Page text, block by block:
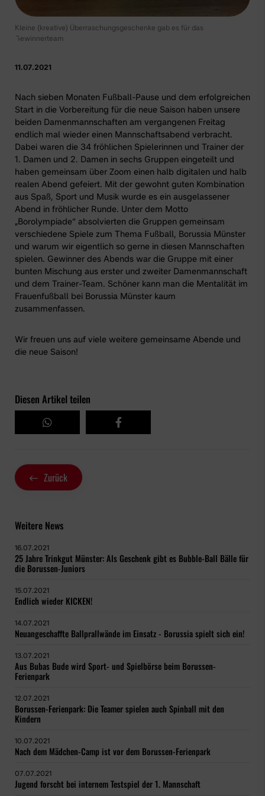
Kleine (kreative) Überraschungsgeschenke gab es für das
Gewinnerteam
11.07.2021
Nach sieben Monaten Fußball-Pause und dem erfolgreichen
Start in die Vorbereitung für die neue Saison haben unsere
beiden Damenmannschaften am vergangenen Freitag
endlich mal wieder einen Mannschaftsabend verbracht.
Dabei waren die 34 fröhlichen Spielerinnen und Trainer der
1. Damen und 2. Damen in sechs Gruppen eingeteilt und
haben gemeinsam über Zoom einen halb digitalen und halb
realen Abend gefeiert. Mit der gewohnt guten Kombination
aus Spaß, Sport und Musik wurde es ein ausgelassener
Abend in fröhlicher Runde. Unter dem Motto
„Borolympiade“ absolvierten die Gruppen gemeinsam
verschiedene Spiele zum Thema Fußball, Borussia Münster
und warum wir eigentlich so gerne in diesen Mannschaften
spielen. Gewinner des Abends war die Gruppe mit einer
bunten Mischung aus erster und zweiter Damenmannschaft
und dem Trainer-Team. Schöner kann man die Mentalität im
Frauenfußball bei Borussia Münster kaum
zusammenfassen.
Wir freuen uns auf viele weitere gemeinsame Abende und
die neue Saison!
Diesen Artikel teilen
Zurück
Weitere News
16.07.2021
25 Jahre Trinkgut Münster: Als Geschenk gibt es Bubble-Ball Bälle für
die Borussen-Juniors
15.07.2021
Endlich wieder KICKEN!
14.07.2021
Neuangeschaffte Ballprallwände im Einsatz - Borussia spielt sich ein!
13.07.2021
Aus Bubas Bude wird Sport- und Spielbörse beim Borussen-
Ferienpark
12.07.2021
Borussen-Ferienpark: Die Teamer spielen auch Spinball mit den
Kindern
10.07.2021
Nach dem Mädchen-Camp ist vor dem Borussen-Ferienpark
07.07.2021
Jugend forscht bei internem Testspiel der 1. Mannschaft